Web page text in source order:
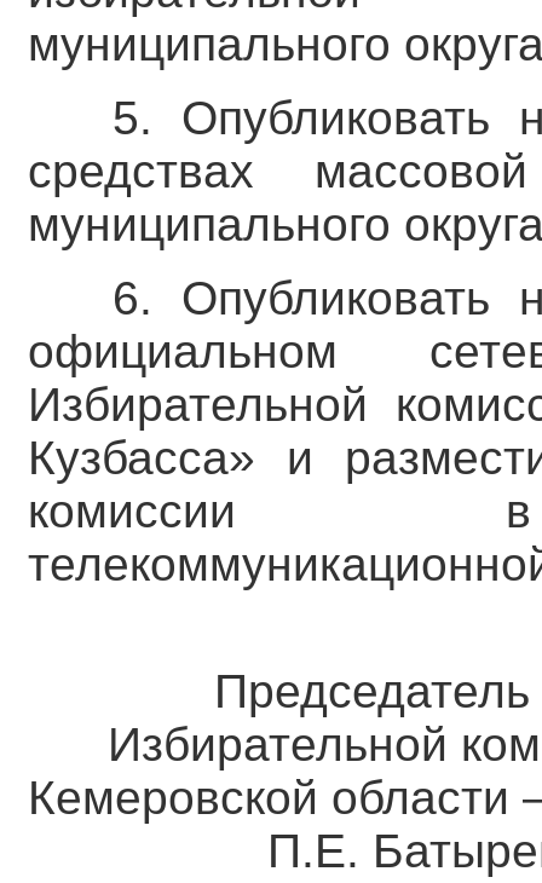
муниципального
5. Опубликовать
средствах
муниципального
6. Опубликовать
официальном
Избирательной
Кузбасса» и
комиссии в
Председатель
Избирательной
Кемеровской
П.Е.